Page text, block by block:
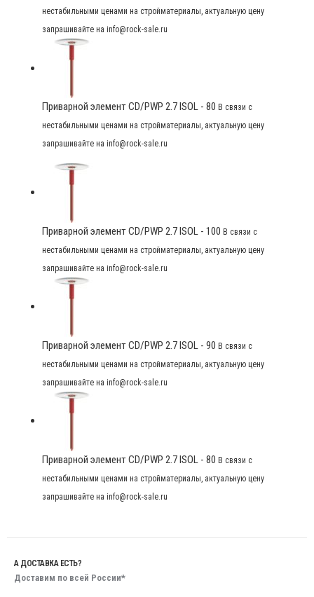
нестабильными ценами на стройматериалы, актуальную цену
запрашивайте на info@rock-sale.ru
Приварной элемент CD/PWP 2.7 ISOL - 80 В связи с
нестабильными ценами на стройматериалы, актуальную цену
запрашивайте на info@rock-sale.ru
Приварной элемент CD/PWP 2.7 ISOL - 100 В связи с
нестабильными ценами на стройматериалы, актуальную цену
запрашивайте на info@rock-sale.ru
Приварной элемент CD/PWP 2.7 ISOL - 90 В связи с
нестабильными ценами на стройматериалы, актуальную цену
запрашивайте на info@rock-sale.ru
Приварной элемент CD/PWP 2.7 ISOL - 80 В связи с
нестабильными ценами на стройматериалы, актуальную цену
запрашивайте на info@rock-sale.ru
А ДОСТАВКА ЕСТЬ?
Доставим по всей России*